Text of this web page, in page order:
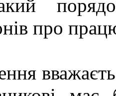
про